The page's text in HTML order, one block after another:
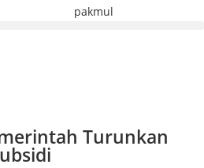
Turunkan